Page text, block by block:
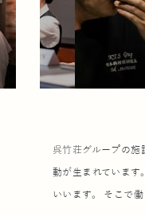
呉竹荘グループの
動が生まれています
いいます。 そこで働